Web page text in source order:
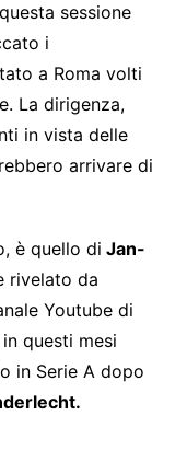
sessione
i
a Roma volti
La dirigenza,
in vista delle
arrivare di
è quello di Jan-
rivelato da
Youtube di
questi mesi
in Serie A dopo